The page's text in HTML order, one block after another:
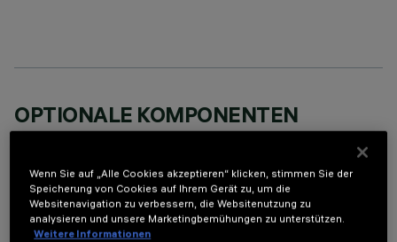
OPTIONALE KOMPONENTEN
Wenn Sie auf „Alle Cookies akzeptieren“ klicken, stimmen Sie der
Speicherung von Cookies auf Ihrem Gerät zu, um die
Websitenavigation zu verbessern, die Websitenutzung zu
analysieren und unsere Marketingbemühungen zu unterstützen.
Weitere Informationen